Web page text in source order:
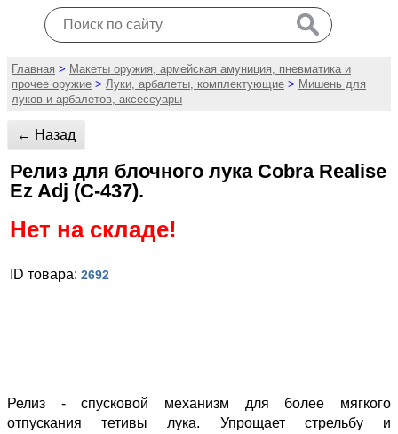
Главная > Макеты оружия, армейская амуниция, пневматика и
прочее оружие > Луки, арбалеты, комплектующие > Мишень для
луков и арбалетов, аксессуары
← Назад
Релиз для блочного лука Cobra Realise
Ez Adj (C-437).
Нет на складе!
ID товара: 2692
Релиз - спусковой механизм для более мягкого
отпускания тетивы лука. Упрощает стрельбу и